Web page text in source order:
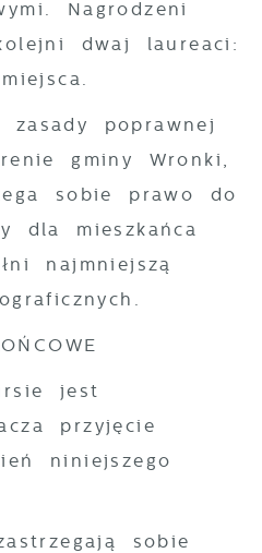
Nagrodzeni
dwaj laureaci:
zasady poprawnej
gminy Wronki,
sobie prawo do
dla mieszkańca
najmniejszą
jest
przyjęcie
niniejszego
sobie